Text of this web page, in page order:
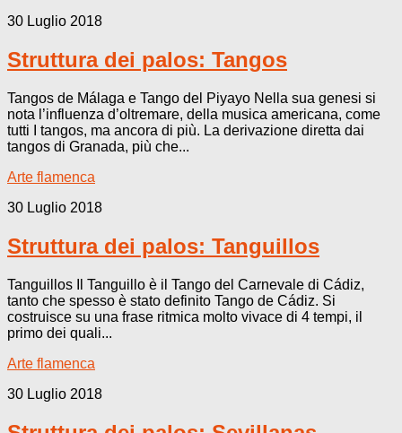
30 Luglio 2018
Struttura dei palos: Tangos
Tangos de Málaga e Tango del Piyayo Nella sua genesi si
nota l’influenza d’oltremare, della musica americana, come
tutti I tangos, ma ancora di più. La derivazione diretta dai
tangos di Granada, più che...
Arte flamenca
30 Luglio 2018
Struttura dei palos: Tanguillos
Tanguillos Il Tanguillo è il Tango del Carnevale di Cádiz,
tanto che spesso è stato definito Tango de Cádiz. Si
costruisce su una frase ritmica molto vivace di 4 tempi, il
primo dei quali...
Arte flamenca
30 Luglio 2018